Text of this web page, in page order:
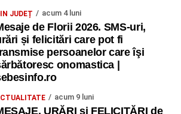
JUDEȚ acum 4 luni
de Florii 2026. SMS-uri,
și felicitări care pot fi
persoanelor care îşi
onomastica |
acum 9 luni
URĂRI și FELICITĂRI de